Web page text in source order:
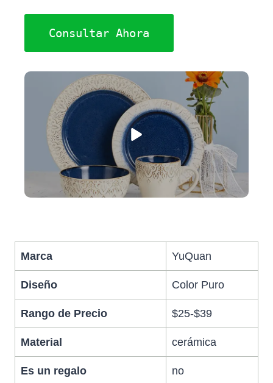
Consultar Ahora
Marca YuQuan
Diseño Color Puro
Rango de Precio $25-$39
Material cerámica
Es un regalo no